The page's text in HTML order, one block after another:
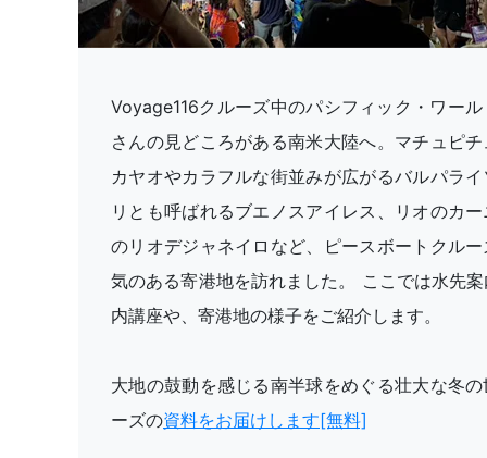
Voyage116クルーズ中のパシフィック・ワー
さんの見どころがある南米大陸へ。マチュピ
カヤオやカラフルな街並みが広がるバルパラ
リとも呼ばれるブエノスアイレス、リオのカ
のリオデジャネイロなど、ピースボートクル
気のある寄港地を訪れました。 ここでは水先
内講座や、寄港地の様子をご紹介します。
大地の鼓動を感じる南半球をめぐる壮大な冬
ーズの資料をお届けします[無料]